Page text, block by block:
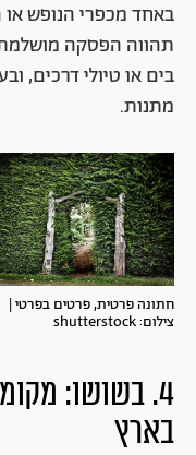
באחד מכפרי הנופש
תהווה הפסקה
בים או טיולי דרכים,
מתנות.
חתונה פרטית, פרטים בפרטי |
צילום: shutterstock
4. בשושו:
בארץ